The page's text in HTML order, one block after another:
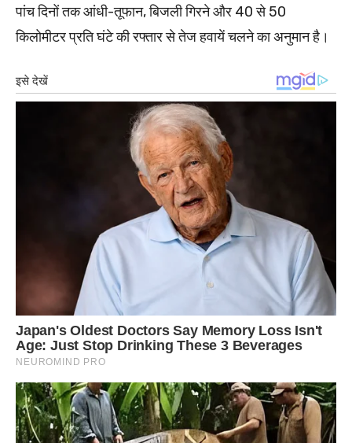
पांच दिनों तक आंधी-तूफान, बिजली गिरने और 40 से 50
किलोमीटर प्रति घंटे की रफ्तार से तेज हवायें चलने का अनुमान है।